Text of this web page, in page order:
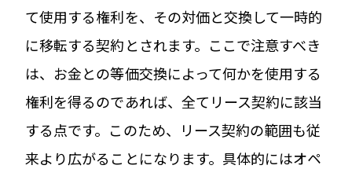
て使用する権利を、その対価と交換して一時的
に移転する契約とされます。ここで注意すべき
は、お金との等価交換によって何かを使用する
権利を得るのであれば、全てリース契約に該当
する点です。このため、リース契約の範囲も従
来より広がることになります。具体的にはオペ